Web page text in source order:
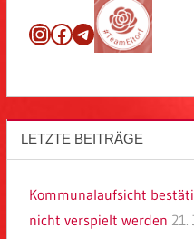
Instagram
Facebook
Telegram
LETZTE BEITRÄGE
Kommunalaufsicht
nicht verspielt werden 21.